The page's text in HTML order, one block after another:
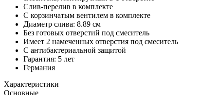
Слив-перелив в комплекте
С корзинчатым вентилем в комплекте
Диаметр слива: 8.89 см
Без готовых отверстий под смеситель
Имеет 2 намеченных отверстия под смеситель
С антибактериальной защитой
Гарантия: 5 лет
Германия
Характеристики
Основные